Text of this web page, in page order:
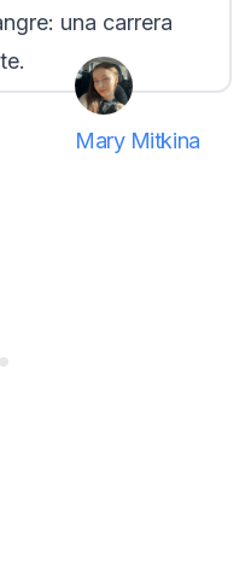
una carrera
Mary Mitkina